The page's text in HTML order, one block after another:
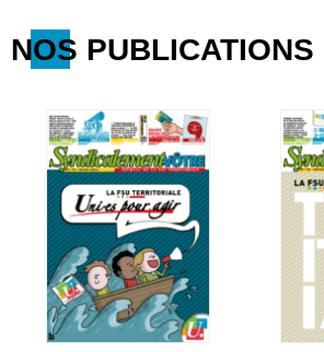
NOS PUBLICATIONS